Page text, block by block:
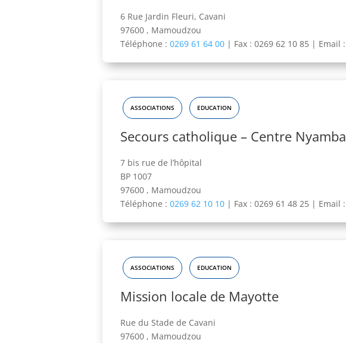
6 Rue Jardin Fleuri, Cavani
97600 , Mamoudzou
Téléphone : 0269 61 64 00 | Fax : 0269 62 10 85 | Email :
ASSOCIATIONS EDUCATION
Secours catholique – Centre Nyamba
7 bis rue de l’hôpital
BP 1007
97600 , Mamoudzou
Téléphone : 0269 62 10 10 | Fax : 0269 61 48 25 | Email :
ASSOCIATIONS EDUCATION
Mission locale de Mayotte
Rue du Stade de Cavani
97600 , Mamoudzou